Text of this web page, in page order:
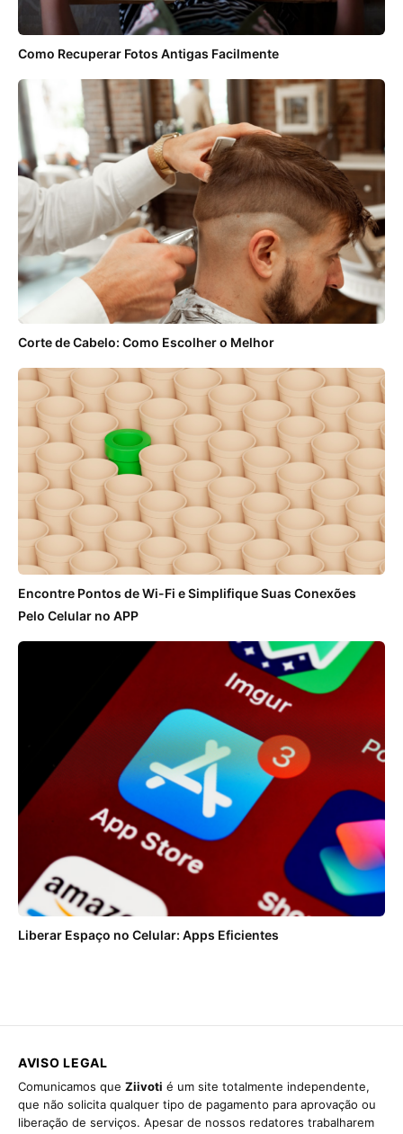
Como Recuperar Fotos Antigas Facilmente
Corte de Cabelo: Como Escolher o Melhor
Encontre Pontos de Wi-Fi e Simplifique Suas Conexões
Pelo Celular no APP
Liberar Espaço no Celular: Apps Eficientes
AVISO LEGAL
Comunicamos que Ziivoti é um site totalmente independente,
que não solicita qualquer tipo de pagamento para aprovação ou
liberação de serviços. Apesar de nossos redatores trabalharem